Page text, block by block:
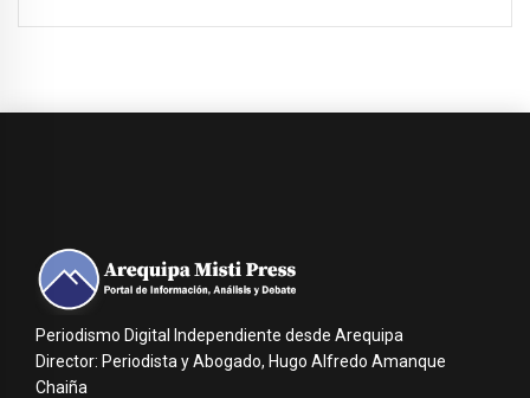
Periodismo Digital Independiente desde Arequipa
Director: Periodista y Abogado, Hugo Alfredo Amanque
Chaiña